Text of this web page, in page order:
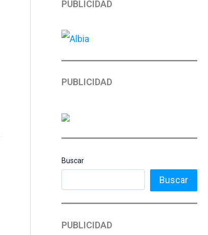
PUBLICIDAD
PUBLICIDAD
Buscar
Buscar
PUBLICIDAD